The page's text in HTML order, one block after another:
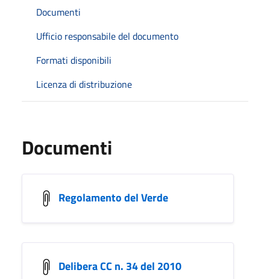
Documenti
Ufficio responsabile del documento
Formati disponibili
Licenza di distribuzione
Documenti
Regolamento del Verde
Delibera CC n. 34 del 2010